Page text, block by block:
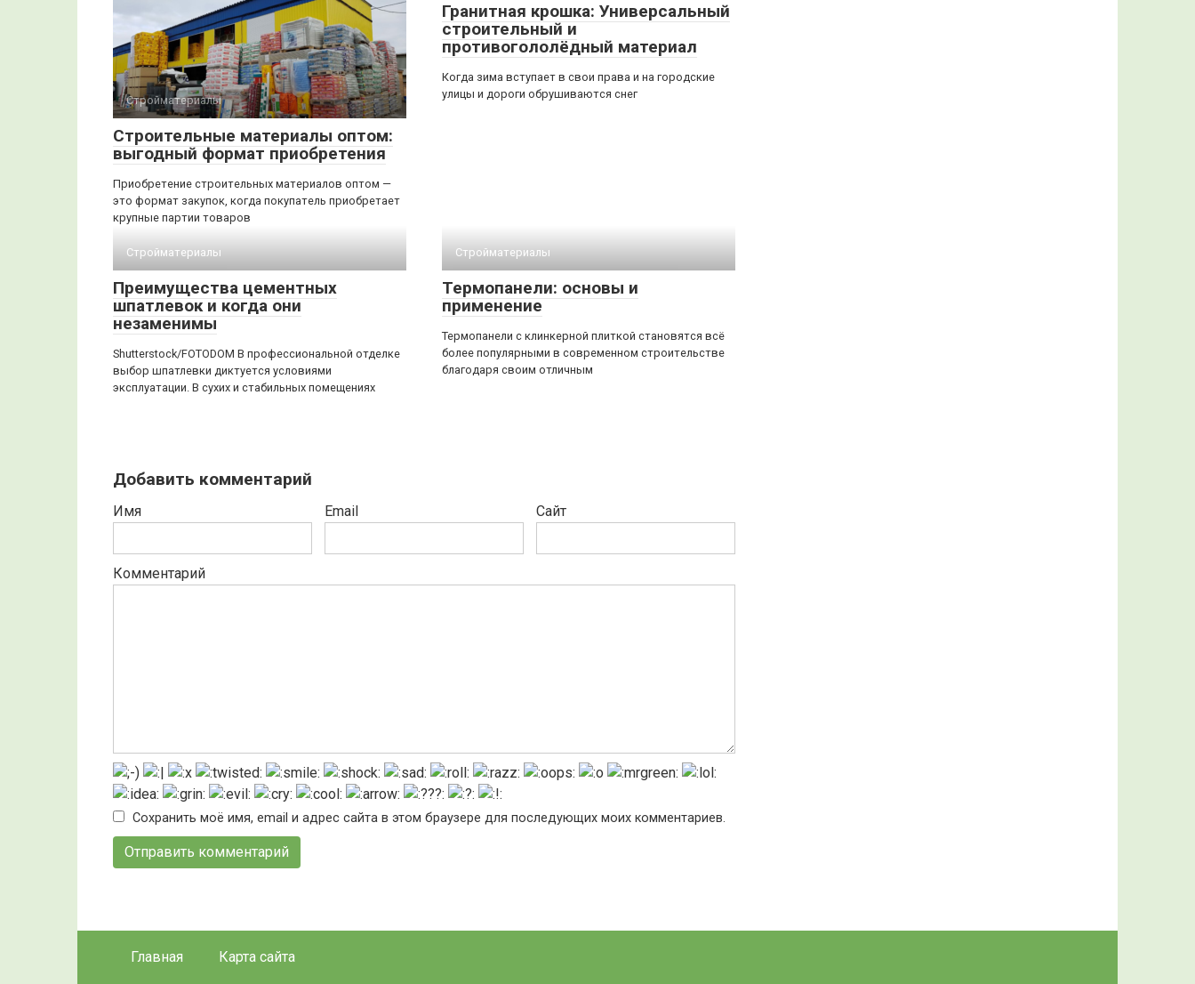
Стройматериалы
Строительные материалы оптом:
выгодный формат приобретения
Приобретение строительных материалов оптом —
это формат закупок, когда покупатель приобретает
крупные партии товаров
Гранитная крошка: Универсальный
строительный и
противогололёдный материал
Когда зима вступает в свои права и на городские
улицы и дороги обрушиваются снег
Стройматериалы
Преимущества цементных
шпатлевок и когда они
незаменимы
Shutterstock/FOTODOM В профессиональной отделке
выбор шпатлевки диктуется условиями
эксплуатации. В сухих и стабильных помещениях
Стройматериалы
Термопанели: основы и
применение
Термопанели с клинкерной плиткой становятся всё
более популярными в современном строительстве
благодаря своим отличным
Добавить комментарий
Имя Email Сайт
Комментарий
Сохранить моё имя, email и адрес сайта в этом браузере для последующих моих комментариев.
Главная Карта сайта